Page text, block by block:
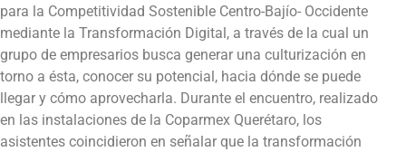
para la Competitividad Sostenible Centro-Bajío- Occidente
mediante la Transformación Digital, a través de la cual un
grupo de empresarios busca generar una culturización en
torno a ésta, conocer su potencial, hacia dónde se puede
llegar y cómo aprovecharla. Durante el encuentro, realizado
en las instalaciones de la Coparmex Querétaro, los
asistentes coincidieron en señalar que la transformación